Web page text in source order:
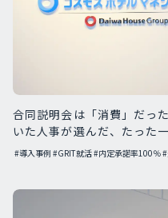
合同説明会は「消費」だっ
いた人事が選んだ、たった
#導入事例 #GRIT就活#内定承諾率100％